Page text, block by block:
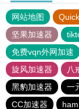
网站地图
坚果加速器
免费vqn外网加速
旋风加速器
八
黑豹加速器
一
CC加速器